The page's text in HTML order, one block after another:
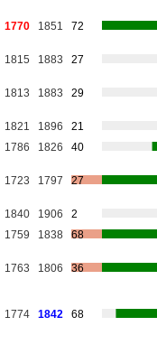
1770 1851 72
1815 1883 27
1813 1883 29
1821 1896
21
1786 1826 40
1723 1797 27
1840 1906
2
1759 1838 68
1763 1806 36
1774 1842 68